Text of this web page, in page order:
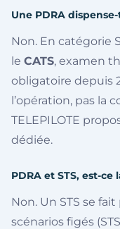
Une PDRA
Non. En catégorie
le CATS, examen
obligatoire depuis
l’opération, pas la
TELEPILOTE
dédiée.
PDRA et STS, est-ce
Non. Un STS se
scénarios figés